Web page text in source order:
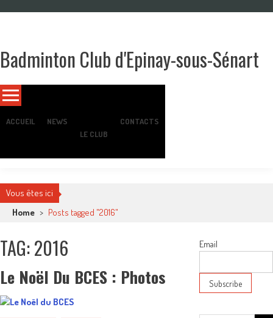
Badminton Club d'Epinay-sous-Sénart
ACCUEIL
NEWS
LE CLUB
CONTACTS
Vous êtes ici
Home > Posts tagged "2016"
TAG: 2016
Le Noël Du BCES : Photos
Email